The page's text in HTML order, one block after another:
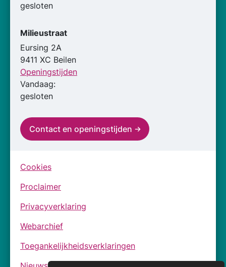
gesloten
Milieustraat
Eursing 2A
9411 XC Beilen
Openingstijden
Vandaag:
gesloten
Contact en openingstijden
Cookies
Proclaimer
Privacyverklaring
Webarchief
Toegankelijkheidsverklaringen